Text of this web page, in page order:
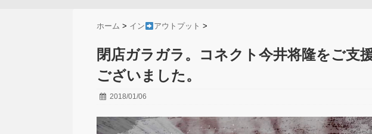
ホーム > イン アウトプット >
閉店ガラガラ。コネクト今井将隆をご支
ございました。
2018/01/06